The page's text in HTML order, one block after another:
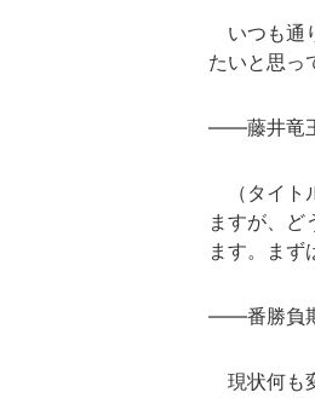
いつも通
たいと思っ
――藤井竜
（タイト
ますが、ど
ます。まず
――番勝負
現状何も